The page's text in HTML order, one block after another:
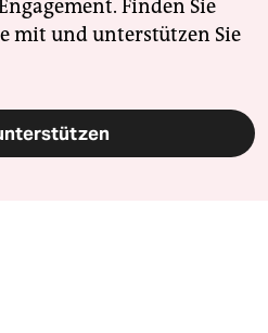
Finden Sie
mit und unterstützen Sie